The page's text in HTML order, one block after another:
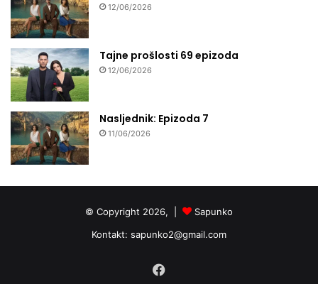
12/06/2026
Tajne prošlosti 69 epizoda
12/06/2026
Nasljednik: Epizoda 7
11/06/2026
© Copyright 2026, |
Sapunko
Kontakt: sapunko2@gmail.com
Facebook